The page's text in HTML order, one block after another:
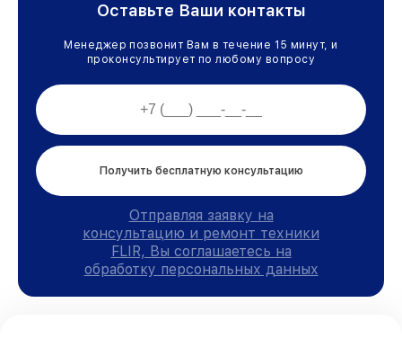
Оставьте Ваши контакты
Менеджер позвонит Вам в течение 15 минут, и
проконсультирует по любому вопросу
Получить бесплатную консультацию
Отправляя заявку на
консультацию и ремонт техники
FLIR, Вы соглашаетесь на
обработку персональных данных